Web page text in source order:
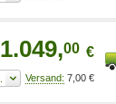
1.049,00 €
7,00 €